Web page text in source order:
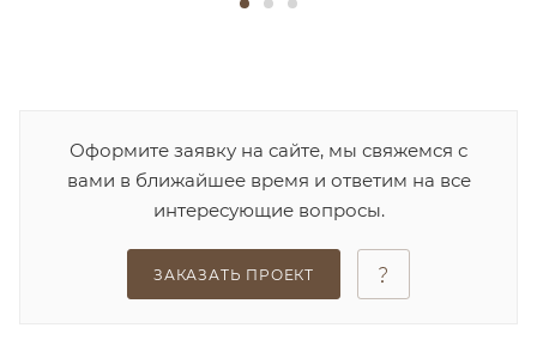
Оформите заявку на сайте, мы свяжемся с
вами в ближайшее время и ответим на все
интересующие вопросы.
ЗАКАЗАТЬ ПРОЕКТ